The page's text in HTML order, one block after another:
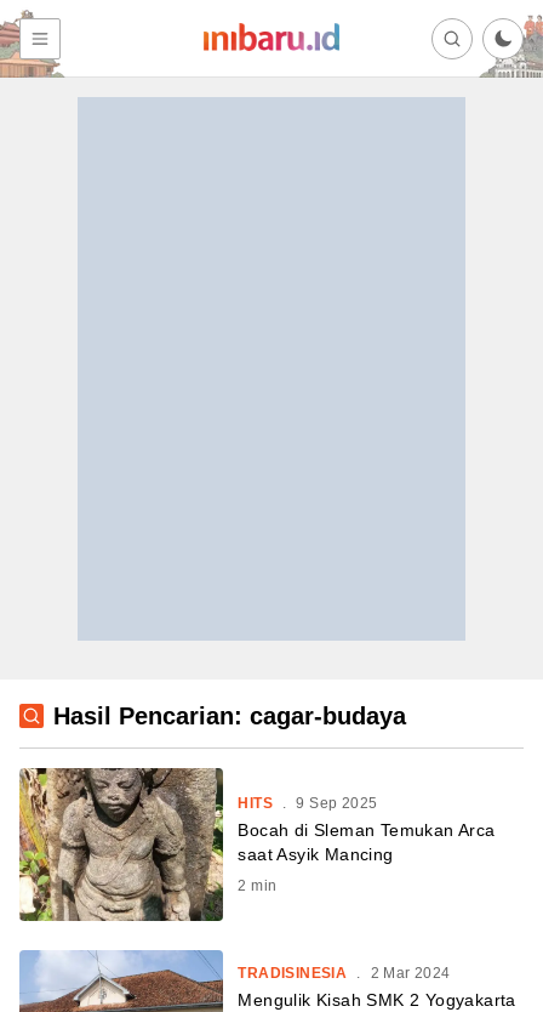
Hasil Pencarian: cagar-budaya
HITS . 9 Sep 2025
Bocah di Sleman Temukan Arca
saat Asyik Mancing
2 min
TRADISINESIA . 2 Mar 2024
Mengulik Kisah SMK 2 Yogyakarta